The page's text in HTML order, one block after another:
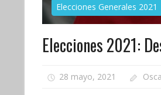
Elecciones Generales 2021
Elecciones 2021:
28 mayo, 2021